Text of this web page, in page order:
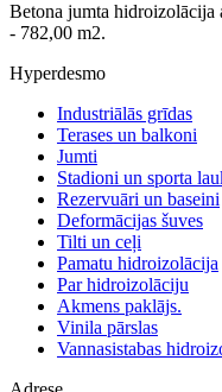
Betona jumta hidroizolācija
- 782,00 m2.
Hyperdesmo
Industriālās grīdas
Terases un balkoni
Jumti
Stadioni un sporta
Rezervuāri un baseini
Deformācijas šuves
Tilti un ceļi
Pamatu hidroizolācija
Par hidroizolāciju
Akmens paklājs.
Vinila pārslas
Vannasistabas